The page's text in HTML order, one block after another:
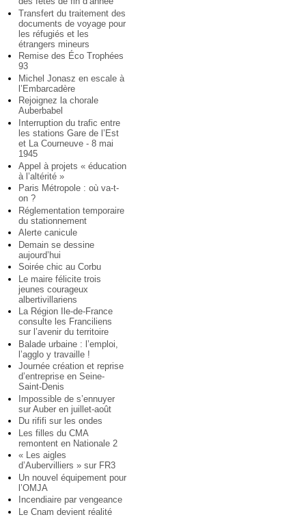
Transfert du traitement des
documents de voyage pour
les réfugiés et les
étrangers mineurs
Remise des Éco Trophées
93
Michel Jonasz en escale à
l’Embarcadère
Rejoignez la chorale
Auberbabel
Interruption du trafic entre
les stations Gare de l’Est
et La Courneuve - 8 mai
1945
Appel à projets « éducation
à l’altérité »
Paris Métropole : où va-t-
on ?
Réglementation temporaire
du stationnement
Alerte canicule
Demain se dessine
aujourd’hui
Soirée chic au Corbu
Le maire félicite trois
jeunes courageux
albertivillariens
La Région Ile-de-France
consulte les Franciliens
sur l’avenir du territoire
Balade urbaine : l’emploi,
l’agglo y travaille !
Journée création et reprise
d’entreprise en Seine-
Saint-Denis
Impossible de s’ennuyer
sur Auber en juillet-août
Du rififi sur les ondes
Les filles du CMA
remontent en Nationale 2
« Les aigles
d’Aubervilliers » sur FR3
Un nouvel équipement pour
l’OMJA
Incendiaire par vengeance
Le Cnam devient réalité